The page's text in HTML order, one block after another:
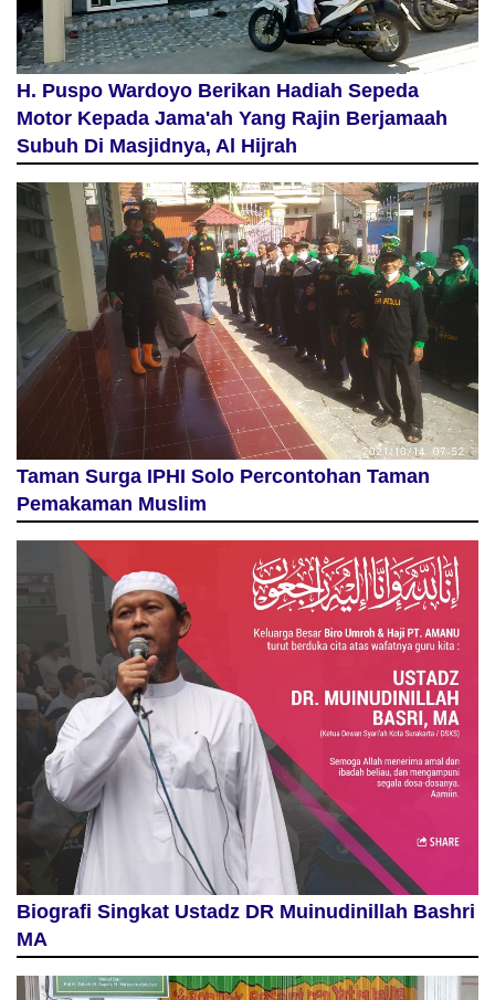
H. Puspo Wardoyo Berikan Hadiah Sepeda
Motor Kepada Jama'ah Yang Rajin Berjamaah
Subuh Di Masjidnya, Al Hijrah
Taman Surga IPHI Solo Percontohan Taman
Pemakaman Muslim
Biografi Singkat Ustadz DR Muinudinillah Bashri
MA